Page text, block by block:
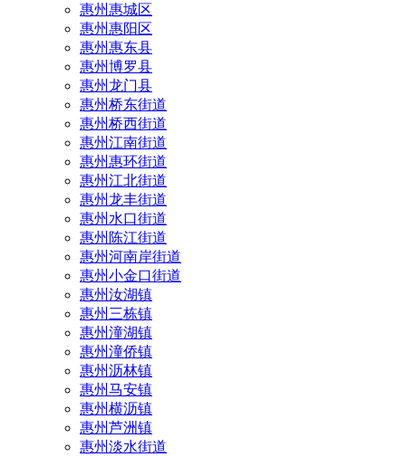
惠州惠城区
惠州惠阳区
惠州惠东县
惠州‌博罗县
惠州‌龙门县
惠州桥东街道
惠州桥西街道
惠州江南街道
惠州惠环街道
惠州江北街道
惠州龙丰街道
惠州水口街道
惠州陈江街道
惠州河南岸街道
惠州小金口街道
惠州汝湖镇
惠州三栋镇
惠州潼湖镇
惠州潼侨镇
惠州沥林镇
惠州马安镇
惠州横沥镇
惠州芦洲镇
惠州淡水街道